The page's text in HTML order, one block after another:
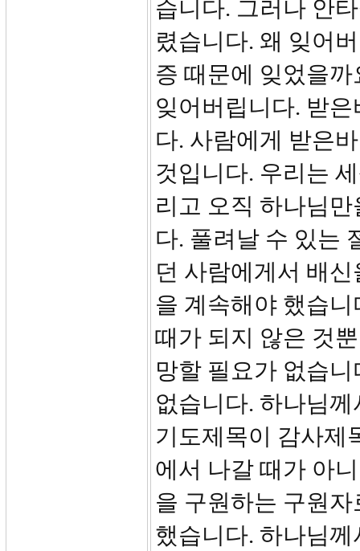
습니다. 그러나 안
렸습니다. 왜 잊어
증 때문에 잊었을
잊어버립니다. 받
다. 사람에게 받은
것입니다. 우리는
리고 오직 하나님
다. 풀려날 수 있는
던 사람에게서 배
을 계속해야 했습
때가 되지 않은 것
망할 필요가 없습
없습니다. 하나님
기도제목이 감사제
에서 나갈 때가 아
을 구원하는 구원
했습니다. 하나님